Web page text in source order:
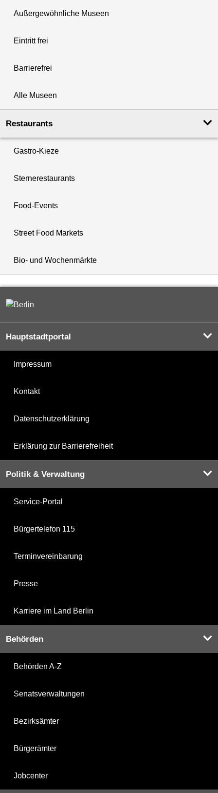
Außergewöhnliche Museen
Eintritt frei
Barrierefrei
Alle Museen
Restaurants
Gastro-Kieze
Sternerestaurants
Food-Events
Street Food Markets
Bio- und Wochenmärkte
Hauptstadtportal
Impressum
Kontakt
Datenschutzerklärung
Erklärung zur Barrierefreiheit
Politik & Verwaltung
Service-Portal
Bürgertelefon 115
Terminvereinbarung
Presse
Karriere im Land Berlin
Behörden
Behörden A-Z
Senatsverwaltungen
Bezirksämter
Bürgerämter
Jobcenter